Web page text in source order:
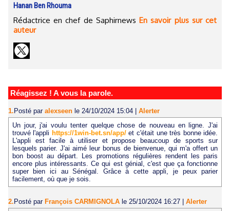
Hanan Ben Rhouma
Rédactrice en chef de SaphirnewsEn savoir plus sur cet
auteur
Réagissez ! A vous la parole.
1. Posté par alexseen le 24/10/2024 15:04
Alerter
Un jour, j'ai voulu tenter quelque chose de nouveau en ligne. J'ai
trouvé l'appli https://1win-bet.sn/app/et c'était une très bonne idée.
L'appli est facile à utiliser et propose beaucoup de sports sur
lesquels parier. J'ai aimé leur bonus de bienvenue, qui m'a offert un
bon boost au départ. Les promotions régulières rendent les paris
encore plus intéressants. Ce qui est génial, c'est que ça fonctionne
super bien ici au Sénégal. Grâce à cette appli, je peux parier
facilement, où que je sois.
2. Posté par François CARMIGNOLA le 25/10/2024 16:27
Alerter